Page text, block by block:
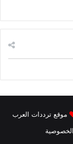
موقع ترددات العرب